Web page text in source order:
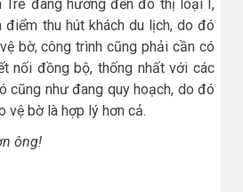
Tre đang hướng đến đô thị loại I,
thu hút khách du lịch, do đó
bờ, công trình cũng phải cần có
nối đồng bộ, thống nhất với các
cũng như đang quy hoạch, do đó
vệ bờ là hợp lý hơn cả.
ông!